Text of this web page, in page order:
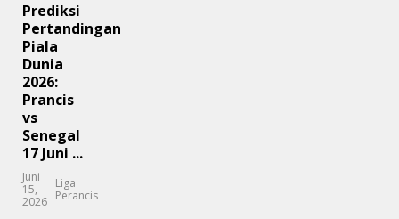
Prediksi
Pertandingan
Piala
Dunia
2026:
Prancis
vs
Senegal
17 Juni ...
Juni
15,
2026
- Liga
Perancis